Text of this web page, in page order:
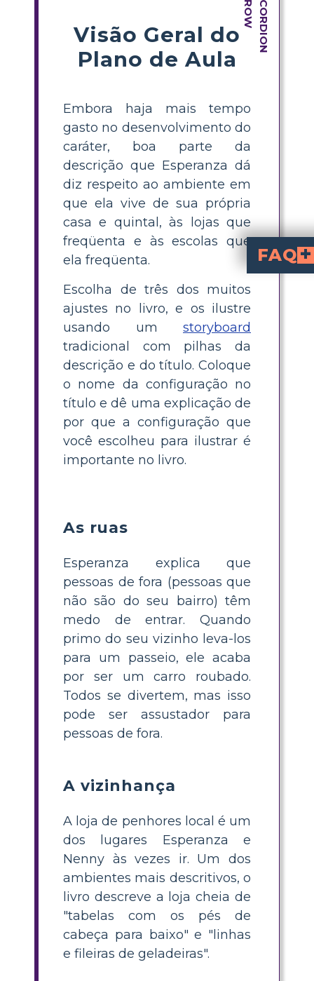
Visão Geral do
Plano de Aula
Embora haja mais tempo
gasto no desenvolvimento do
caráter, boa parte da
descrição que Esperanza dá
diz respeito ao ambiente em
que ela vive de sua própria
casa e quintal, às lojas que
freqüenta e às escolas que
ela freqüenta.
Escolha de três dos muitos
ajustes no livro, e os ilustre
usando um storyboard
tradicional com pilhas da
descrição e do título. Coloque
o nome da configuração no
título e dê uma explicação de
por que a configuração que
você escolheu para ilustrar é
importante no livro.
As ruas
Esperanza explica que
pessoas de fora (pessoas que
não são do seu bairro) têm
medo de entrar. Quando
primo do seu vizinho leva-los
para um passeio, ele acaba
por ser um carro roubado.
Todos se divertem, mas isso
pode ser assustador para
pessoas de fora.
A vizinhança
A loja de penhores local é um
dos lugares Esperanza e
Nenny às vezes ir. Um dos
ambientes mais descritivos, o
livro descreve a loja cheia de
"tabelas com os pés de
cabeça para baixo" e "linhas
e fileiras de geladeiras".
FAQ